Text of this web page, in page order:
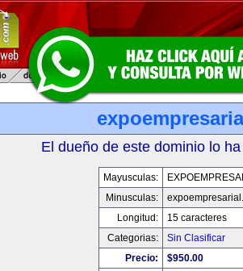
El dueño de este dominio lo
Mayusculas:
Minusculas:
Longitud:
15 caracteres
Categorias:
Sin Clasificar
Precio:
$950.00